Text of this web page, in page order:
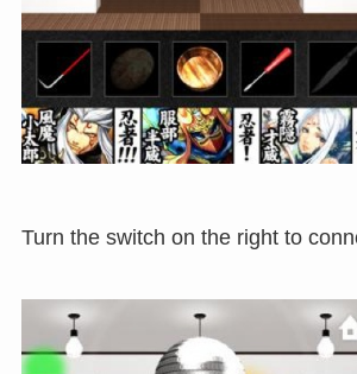
Turn the switch on the right to